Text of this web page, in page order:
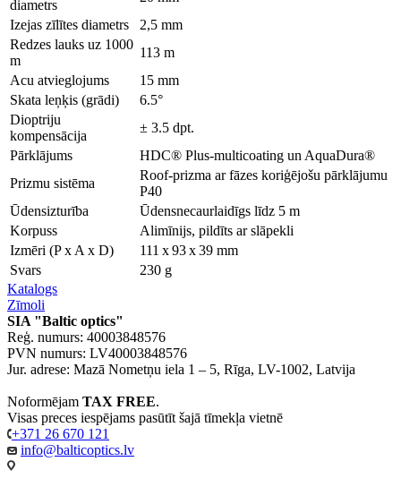
diametrs
Izejas zīlītes diametrs
2,5 mm
Redzes lauks uz 1000
m
113 m
Acu atvieglojums
15 mm
Skata leņķis (grādi)
6.5°
Dioptriju
kompensācija
± 3.5 dpt.
Pārklājums
HDC® Plus-multicoating un AquaDura®
Prizmu sistēma
Roof-prizma ar fāzes koriģējošu pārklājumu
P40
Ūdensizturība
Ūdensnecaurlaidīgs līdz 5 m
Korpuss
Alimīnijs, pildīts ar slāpekli
Izmēri (P x A x D)
111 x 93 x 39 mm
Svars
230 g
Katalogs
Zīmoli
SIA "Baltic optics"
Reģ. numurs: 40003848576
PVN numurs: LV40003848576
Jur. adrese: Mazā Nometņu iela 1 – 5, Rīga, LV-1002, Latvija
Noformējam TAX FREE.
Visas preces iespējams pasūtīt šajā tīmekļa vietnē
+371 26 670 121
info@balticoptics.lv